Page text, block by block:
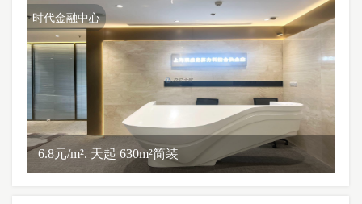
时代金融中心
6.8元/m². 天起 630m²简装